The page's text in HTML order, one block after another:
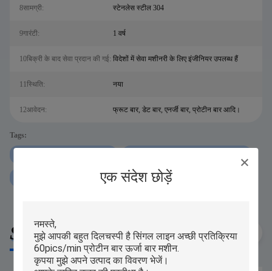
एक संदेश छोड़ें
8सामग्री: स्टेनलेस स्टील 304
9गारंटी: 1 वर्ष
10बिक्री के बाद सेवा प्रदान की गई: विदेशों में सेवा मशीनरी के लिए इंजीनियर उपलब्ध हैं
11स्थिति: नया
12आवेदन: फ्रूट बार, डेट बार, एनर्जी बार, प्रोटीन बार आदि।
Tags:
ऑटो प्रोटीन बार एक्सट्रूडर मशीन:
Similar Products